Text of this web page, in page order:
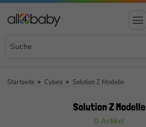
Startseite Cybex Solution Z Modelle
Solution Z Modelle
0 Artikel